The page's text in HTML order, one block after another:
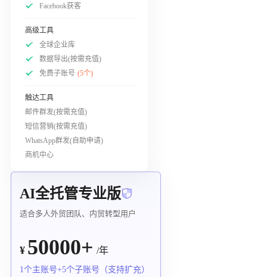
Facebook获客
高级工具
全球企业库
数据导出(按需充值)
免费子账号 (5个)
触达工具
邮件群发(按需充值)
短信营销(按需充值)
WhatsApp群发(自助申请)
商机中心
AI全托管专业版
适合多人外贸团队、内贸转型用户
¥ 50000+ /年
1个主账号+5个子账号（支持扩充）